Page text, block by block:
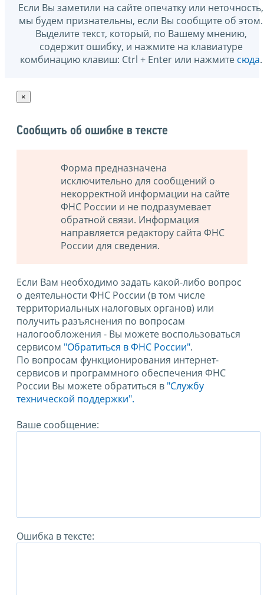
Если Вы заметили на сайте опечатку или неточность,
мы будем признательны, если Вы сообщите об этом.
Выделите текст, который, по Вашему мнению,
содержит ошибку, и нажмите на клавиатуре
комбинацию клавиш: Ctrl + Enter или нажмите сюда.
×
Сообщить об ошибке в тексте
Форма предназначена
исключительно для сообщений о
некорректной информации на сайте
ФНС России и не подразумевает
обратной связи. Информация
направляется редактору сайта ФНС
России для сведения.
Если Вам необходимо задать какой-либо вопрос
о деятельности ФНС России (в том числе
территориальных налоговых органов) или
получить разъяснения по вопросам
налогообложения - Вы можете воспользоваться
сервисом "Обратиться в ФНС России".
По вопросам функционирования интернет-
сервисов и программного обеспечения ФНС
России Вы можете обратиться в "Службу
технической поддержки".
Ваше сообщение:
Ошибка в тексте: